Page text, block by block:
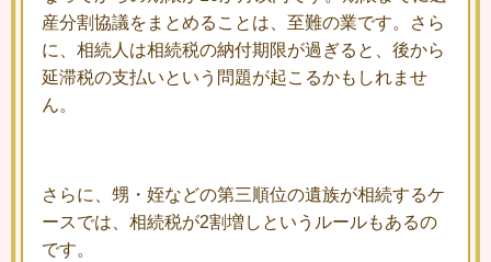
産分割協議をまとめることは、至難の業です。さら
に、相続人は相続税の納付期限が過ぎると、後から
延滞税の支払いという問題が起こるかもしれませ
ん。
さらに、甥・姪などの第三順位の遺族が相続するケ
ースでは、相続税が2割増しというルールもあるの
です。